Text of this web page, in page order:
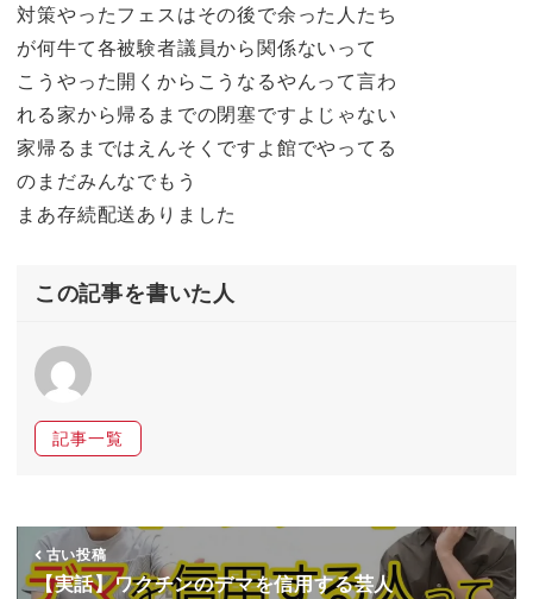
対策やったフェスはその後で余った人たち
が何牛て各被験者議員から関係ないって
こうやった開くからこうなるやんって言わ
れる家から帰るまでの閉塞ですよじゃない
家帰るまではえんそくですよ館でやってる
のまだみんなでもう
まあ存続配送ありました
この記事を書いた人
記事一覧
古い投稿
【実話】ワクチンのデマを信用する芸人